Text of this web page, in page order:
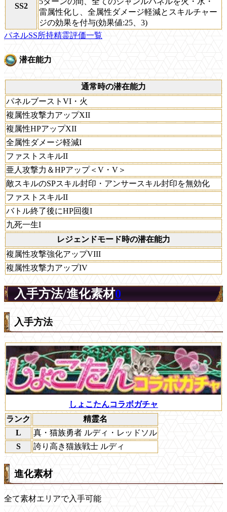
SS2
雷属性化し、全属性ダメージ軽減とスキルチャー
ジの効果を付与(効果値:25、3)
パネルSS所持精霊評価一覧
潜在能力
通常時の潜在能力
パネルブーストVI・火
複属性攻撃力アップXII
複属性HPアップXII
全属性ダメージ軽減I
ファストスキルII
亜人攻撃力＆HPアップ＜V・V＞
敵スキルのSPスキル封印・アンサースキル封印を無効化
ファストスキルII
バトル終了後にHP回復I
九死一生I
レジェンドモード時の潜在能力
複属性攻撃強化アップVIII
複属性攻撃力アップIV
入手方法/進化素材0
入手方法
しょこたんコラボガチャ
ランク
精霊名
L
真・猫族勇者 ルディ・レッドソル
S
誇り高き猫族戦士 ルディ
進化素材
全て素材エリアで入手可能